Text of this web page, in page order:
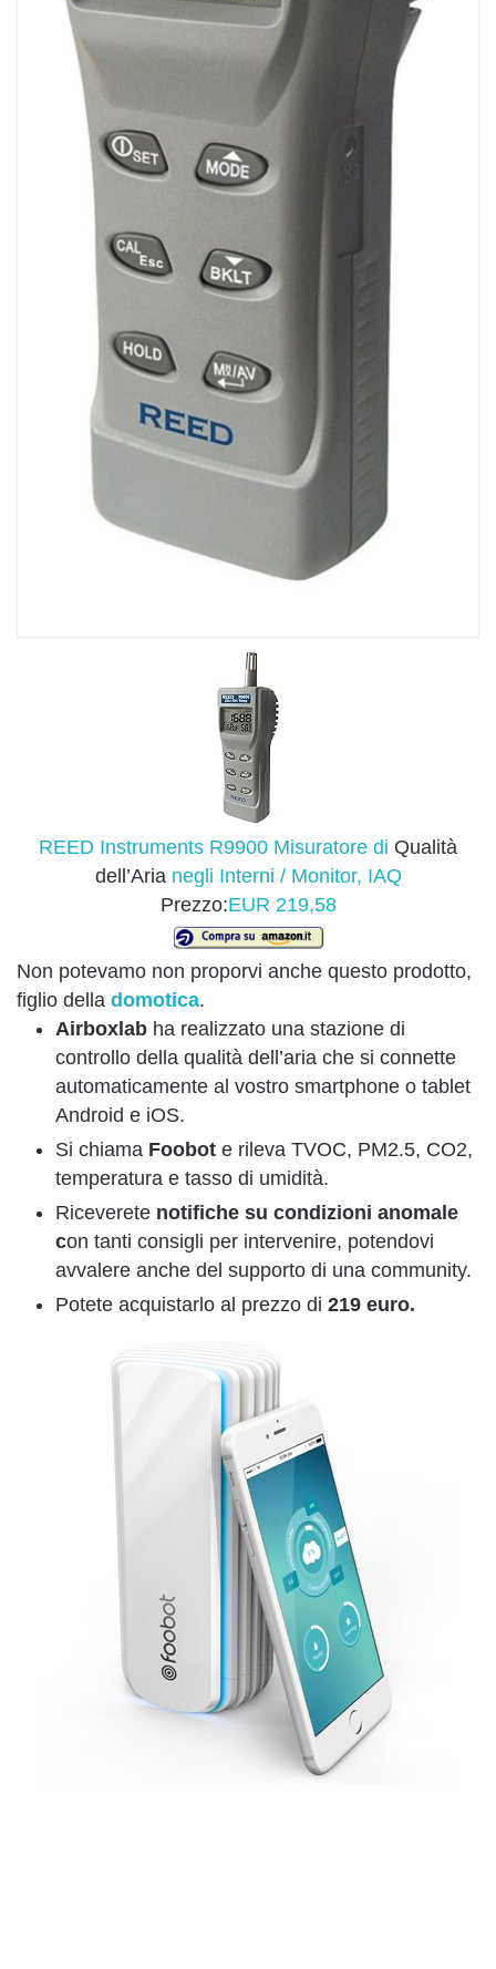
REED Instruments R9900 Misuratore di Qualità
dell’Aria negli Interni / Monitor, IAQ
Prezzo:EUR 219,58
Non potevamo non proporvi anche questo prodotto,
figlio della domotica.
Airboxlab ha realizzato una stazione di
controllo della qualità dell’aria che si connette
automaticamente al vostro smartphone o tablet
Android e iOS.
Si chiama Foobot e rileva TVOC, PM2.5, CO2,
temperatura e tasso di umidità.
Riceverete notifiche su condizioni anomale
con tanti consigli per intervenire, potendovi
avvalere anche del supporto di una community.
Potete acquistarlo al prezzo di 219 euro.